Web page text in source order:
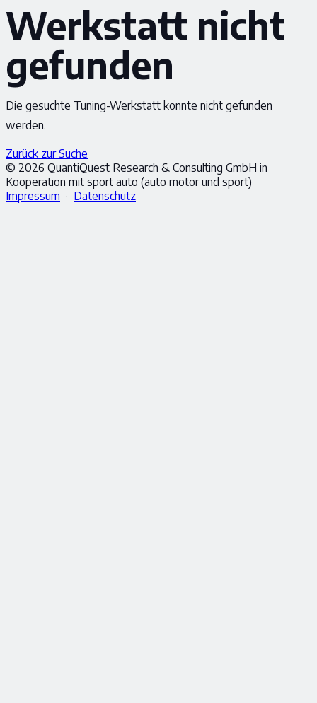
Werkstatt nicht
gefunden
Die gesuchte Tuning-Werkstatt konnte nicht gefunden
werden.
Zurück zur Suche
© 2026 QuantiQuest Research & Consulting GmbH in
Kooperation mit sport auto (auto motor und sport)
Impressum · Datenschutz